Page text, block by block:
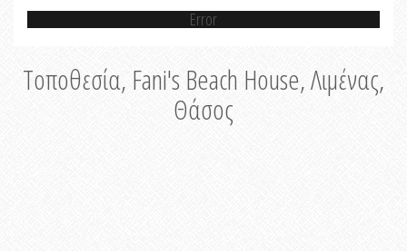
Error
Τοποθεσία, Fani's Beach House, Λιμένας,
Θάσος